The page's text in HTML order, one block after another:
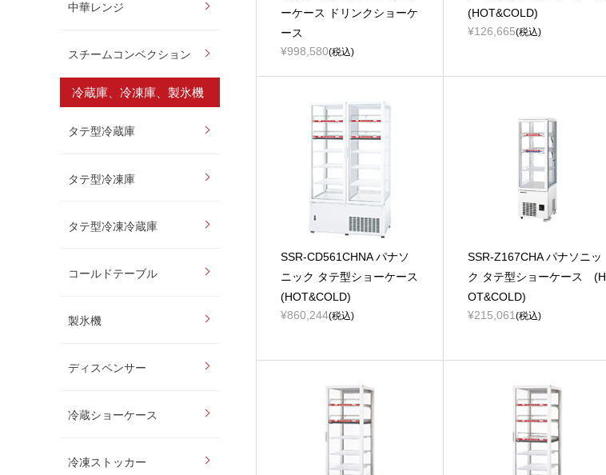
中華レンジ
スチームコンベクション
冷蔵庫、冷凍庫、製氷機
タテ型冷蔵庫
タテ型冷凍庫
タテ型冷凍冷蔵庫
コールドテーブル
製氷機
ディスペンサー
冷蔵ショーケース
冷凍ストッカー
ーケース ドリンクショーケ
ース
¥998,580(税込)
(HOT&COLD)
¥126,665(税込)
SSR-CD561CHNA パナソ
ニック タテ型ショーケース
(HOT&COLD)
¥860,244(税込)
SSR-Z167CHA パナソニッ
ク タテ型ショーケース (H
OT&COLD)
¥215,061(税込)